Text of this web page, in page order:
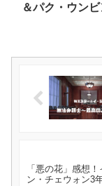
＆パク・ウン
「悪の花」感想
ン・チェウォン3